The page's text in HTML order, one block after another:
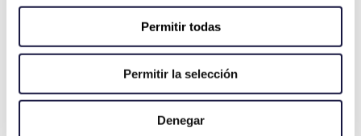
Permitir todas
Permitir la selección
Denegar
peritos arquitectos colegiados
especializados en la redacción y
comparecencia de informes periciales por
humedades y filtraciones, dando